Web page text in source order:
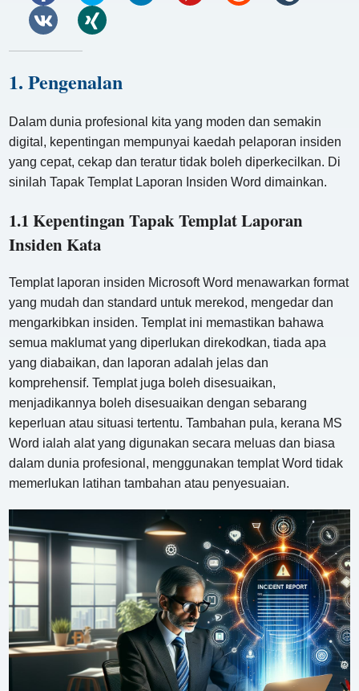
1. Pengenalan
Dalam dunia profesional kita yang moden dan semakin
digital, kepentingan mempunyai kaedah pelaporan insiden
yang cepat, cekap dan teratur tidak boleh diperkecilkan. Di
sinilah Tapak Templat Laporan Insiden Word dimainkan.
1.1 Kepentingan Tapak Templat Laporan
Insiden Kata
Templat laporan insiden Microsoft Word menawarkan format
yang mudah dan standard untuk merekod, mengedar dan
mengarkibkan insiden. Templat ini memastikan bahawa
semua maklumat yang diperlukan direkodkan, tiada apa
yang diabaikan, dan laporan adalah jelas dan
komprehensif. Templat juga boleh disesuaikan,
menjadikannya boleh disesuaikan dengan sebarang
keperluan atau situasi tertentu. Tambahan pula, kerana MS
Word ialah alat yang digunakan secara meluas dan biasa
dalam dunia profesional, menggunakan templat Word tidak
memerlukan latihan tambahan atau penyesuaian.